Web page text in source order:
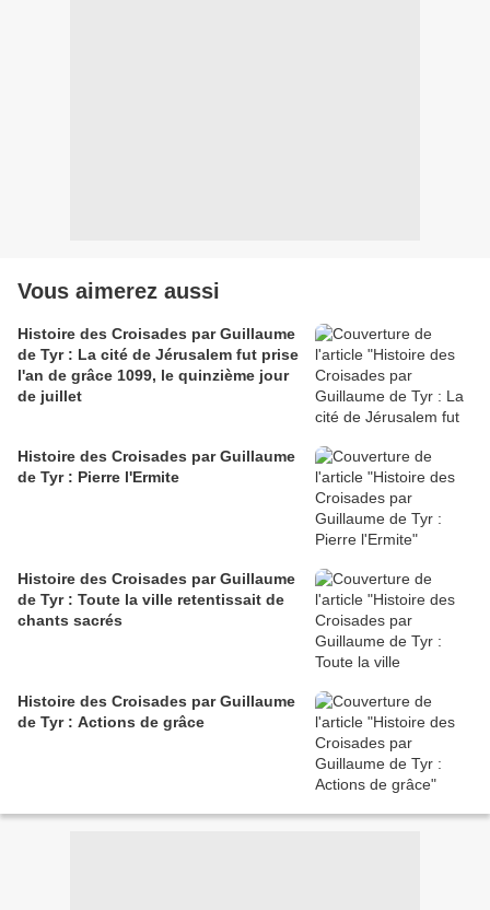
Vous aimerez aussi
Histoire des Croisades par Guillaume
de Tyr : La cité de Jérusalem fut prise
l'an de grâce 1099, le quinzième jour
de juillet
Histoire des Croisades par Guillaume
de Tyr : Pierre l'Ermite
Histoire des Croisades par Guillaume
de Tyr : Toute la ville retentissait de
chants sacrés
Histoire des Croisades par Guillaume
de Tyr : Actions de grâce